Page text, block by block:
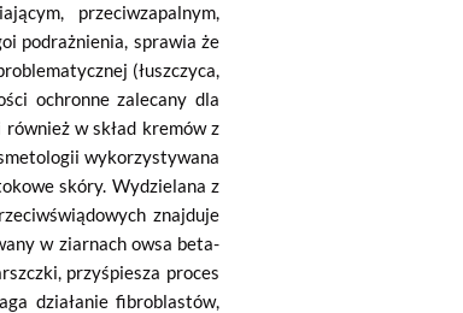
przeciwzapalnym,
podrażnienia, sprawia że
(łuszczyca,
ochronne zalecany dla
również w skład kremów z
wykorzystywana
skóry. Wydzielana z
znajduje
w ziarnach owsa beta-
przyśpiesza proces
działanie fibroblastów,